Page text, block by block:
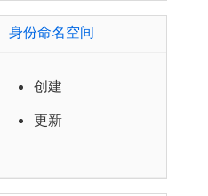
身份命名空间
创建
更新